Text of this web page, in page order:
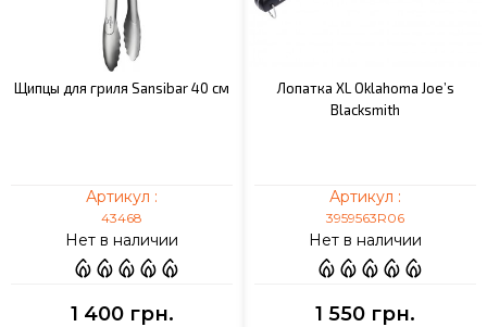
Щипцы для гриля Sansibar 40 см
Артикул :
43468
Нет в наличии
1 400 грн.
Лопатка XL Oklahoma Joe’s
Blacksmith
Артикул :
3959563R06
Нет в наличии
1 550 грн.